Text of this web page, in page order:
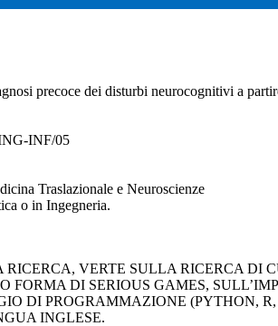
precoce dei disturbi neurocognitivi a
INF/05
Traslazionale e Neuroscienze
o in Ingegneria.
VERTE SULLA RICERCA DI
DI SERIOUS GAMES,
DI PROGRAMMAZIONE (PYTHON,
INGLESE.